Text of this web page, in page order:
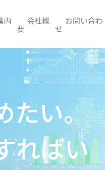
内 会社概
要
お問い合わ
せ
たい。
ればい